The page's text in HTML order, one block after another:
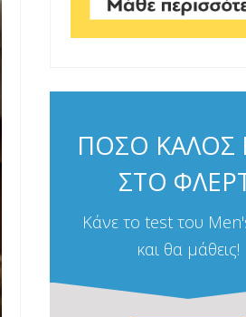
ΠΟΣΟ ΚΑΛΟΣ
ΣΤΟ
Κάνε το test του
και θα μάθεις!